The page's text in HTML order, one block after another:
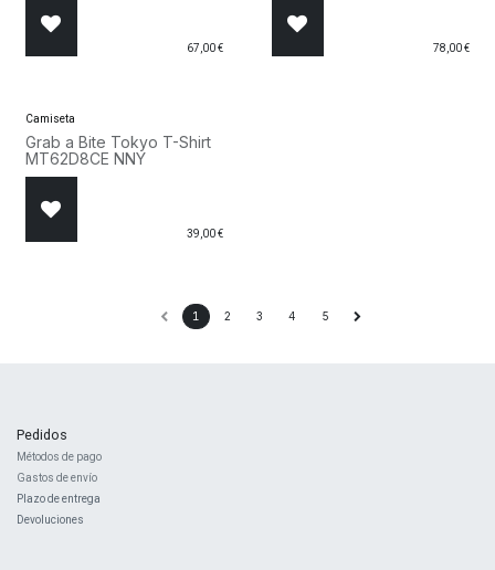
67,00€ 78,00€
Camiseta
Grab a Bite Tokyo T-Shirt
MT62D8CE NNY
39,00€
1 2 3 4 5
Pedidos
Métodos de pago
Gastos de envío
Plazo de entrega
Devoluciones